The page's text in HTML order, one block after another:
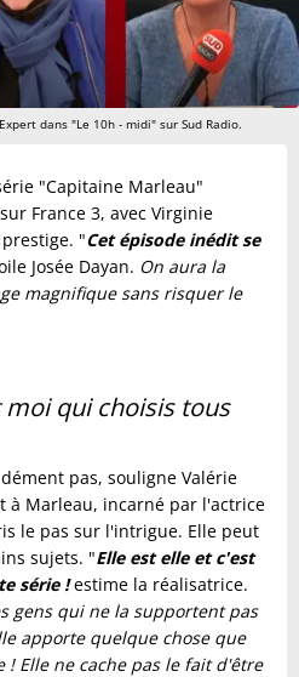
dans "Le 10h - midi" sur Sud Radio.
"Capitaine Marleau"
France 3, avec Virginie
"Cet épisode inédit se
Josée Dayan. On aura la
magnifique sans risquer le
moi qui choisis tous
pas, souligne Valérie
à Marleau, incarné par l'actrice
le pas sur l'intrigue. Elle peut
sujets. "Elle est elle et c'est
série ! estime la réalisatrice.
gens qui ne la supportent pas
apporte quelque chose que
Elle ne cache pas le fait d'être